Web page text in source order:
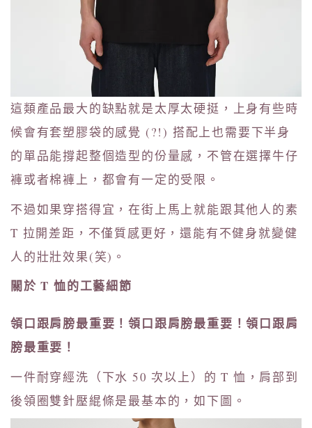
這類產品最大的缺點就是太厚太硬挺，上身有些時
候會有套塑膠袋的感覺 (?!) 搭配上也需要下半身
的單品能撐起整個造型的份量感，不管在選擇牛仔
褲或者棉褲上，都會有一定的受限。
不過如果穿搭得宜，在街上馬上就能跟其他人的素
T 拉開差距，不僅質感更好，還能有不健身就變健
人的壯壯效果(笑)。
關於 T 恤的工藝細節
領口跟肩膀最重要！領口跟肩膀最重要！領口跟肩
膀最重要！
一件耐穿經洗（下水 50 次以上）的 T 恤，肩部到
後領圈雙針壓緄條是最基本的，如下圖。